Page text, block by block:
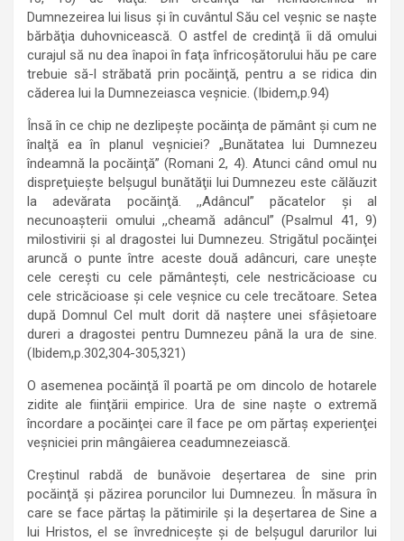
Dumnezeirea lui lisus şi în cuvântul Său cel veşnic se naşte
bărbăţia duhovnicească. O astfel de credinţă îi dă omului
curajul să nu dea înapoi în faţa înfricoşătorului hău pe care
trebuie să-l străbată prin pocăinţă, pentru a se ridica din
căderea lui la Dumnezeiasca veşnicie. (Ibidem,p.94)
Însă în ce chip ne dezlipeşte pocăinţa de pământ şi cum ne
înalţă ea în planul veşniciei? „Bunătatea lui Dumnezeu
îndeamnă la pocăinţă” (Romani 2, 4). Atunci când omul nu
dispreţuieşte belşugul bunătăţii lui Dumnezeu este călăuzit
la adevărata pocăinţă. ,,Adâncul” păcatelor şi al
necunoaşterii omului ,,cheamă adâncul” (Psalmul 41, 9)
milostivirii şi al dragostei lui Dumnezeu. Strigătul pocăinţei
aruncă o punte între aceste două adâncuri, care uneşte
cele cereşti cu cele pământeşti, cele nestricăcioase cu
cele stricăcioase şi cele veşnice cu cele trecătoare. Setea
după Domnul Cel mult dorit dă naştere unei sfâşietoare
dureri a dragostei pentru Dumnezeu până la ura de sine.
(Ibidem,p.302,304-305,321)
O asemenea pocăinţă îl poartă pe om dincolo de hotarele
zidite ale fiinţării empirice. Ura de sine naşte o extremă
încordare a pocăinţei care îl face pe om părtaş experienţei
veşniciei prin mângâierea ceadumnezeiască.
Creştinul rabdă de bunăvoie deşertarea de sine prin
pocăinţă şi păzirea poruncilor lui Dumnezeu. În măsura în
care se face părtaş la pătimirile şi la deşertarea de Sine a
lui Hristos, el se învredniceşte şi de belşugul darurilor lui